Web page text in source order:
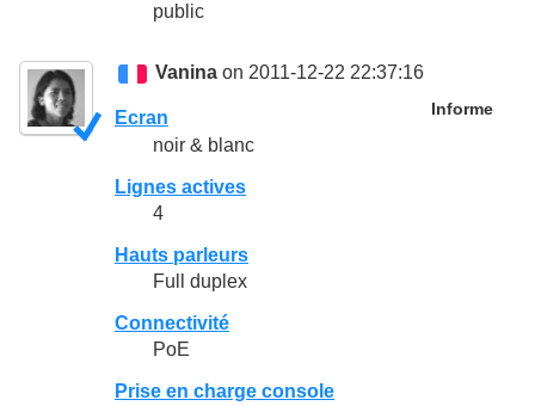
public
Vanina on 2011-12-22 22:37:16
Informe
Ecran
noir & blanc
Lignes actives
4
Hauts parleurs
Full duplex
Connectivité
PoE
Prise en charge console